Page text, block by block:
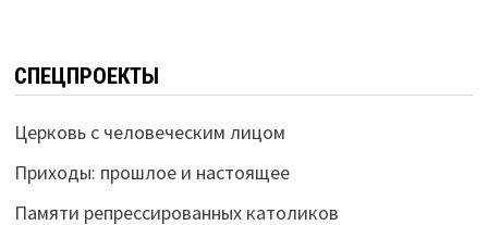
СПЕЦПРОЕКТЫ
Церковь с человеческим лицом
Приходы: прошлое и настоящее
Памяти репрессированных католиков